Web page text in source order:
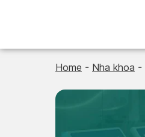
Home - Nha khoa -